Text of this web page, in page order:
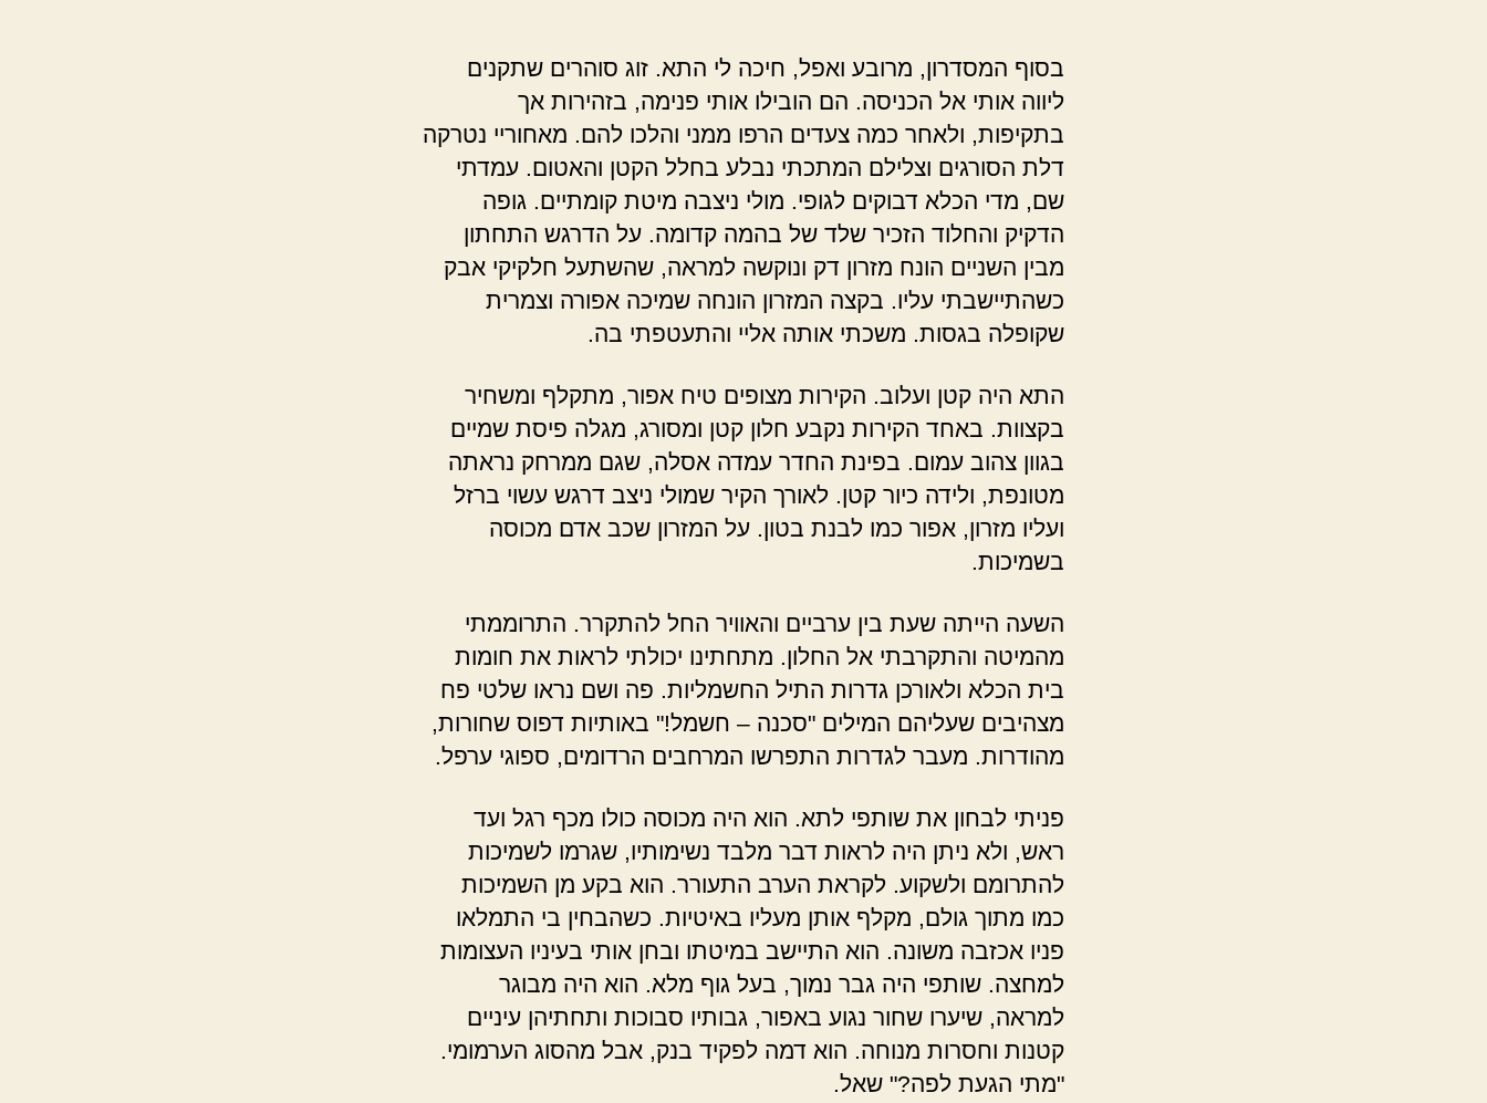
בסוף המסדרון, מרובע ואפל, חיכה לי התא. זוג סוהרים שתקנים
ליווה אותי אל הכניסה. הם הובילו אותי פנימה, בזהירות אך
בתקיפות, ולאחר כמה צעדים הרפו ממני והלכו להם. מאחוריי נטרקה
דלת הסורגים וצלילם המתכתי נבלע בחלל הקטן והאטום. עמדתי
שם, מדי הכלא דבוקים לגופי. מולי ניצבה מיטת קומתיים. גופה
הדקיק והחלוד הזכיר שלד של בהמה קדומה. על הדרגש התחתון
מבין השניים הונח מזרון דק ונוקשה למראה, שהשתעל חלקיקי אבק
כשהתיישבתי עליו. בקצה המזרון הונחה שמיכה אפורה וצמרית
שקופלה בגסות. משכתי אותה אליי והתעטפתי בה.
התא היה קטן ועלוב. הקירות מצופים טיח אפור, מתקלף ומשחיר
בקצוות. באחד הקירות נקבע חלון קטן ומסורג, מגלה פיסת שמיים
בגוון צהוב עמום. בפינת החדר עמדה אסלה, שגם ממרחק נראתה
מטונפת, ולידה כיור קטן. לאורך הקיר שמולי ניצב דרגש עשוי ברזל
ועליו מזרון, אפור כמו לבנת בטון. על המזרון שכב אדם מכוסה
בשמיכות.
השעה הייתה שעת בין ערביים והאוויר החל להתקרר. התרוממתי
מהמיטה והתקרבתי אל החלון. מתחתינו יכולתי לראות את חומות
בית הכלא ולאורכן גדרות התיל החשמליות. פה ושם נראו שלטי פח
מצהיבים שעליהם המילים "סכנה – חשמל!" באותיות דפוס שחורות,
מהודרות. מעבר לגדרות התפרשו המרחבים הרדומים, ספוגי ערפל.
פניתי לבחון את שותפי לתא. הוא היה מכוסה כולו מכף רגל ועד
ראש, ולא ניתן היה לראות דבר מלבד נשימותיו, שגרמו לשמיכות
להתרומם ולשקוע. לקראת הערב התעורר. הוא בקע מן השמיכות
כמו מתוך גולם, מקלף אותן מעליו באיטיות. כשהבחין בי התמלאו
פניו אכזבה משונה. הוא התיישב במיטתו ובחן אותי בעיניו העצומות
למחצה. שותפי היה גבר נמוך, בעל גוף מלא. הוא היה מבוגר
למראה, שיערו שחור נגוע באפור, גבותיו סבוכות ותחתיהן עיניים
קטנות וחסרות מנוחה. הוא דמה לפקיד בנק, אבל מהסוג הערמומי.
"מתי הגעת לפה?" שאל.